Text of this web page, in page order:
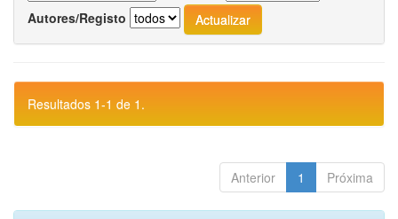
Autores/Registo
Resultados 1-1 de 1.
Anterior 1 Próxima